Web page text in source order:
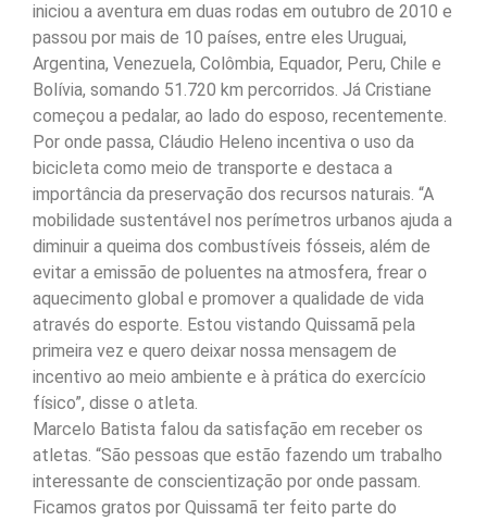
iniciou a aventura em duas rodas em outubro de 2010 e
passou por mais de 10 países, entre eles Uruguai,
Argentina, Venezuela, Colômbia, Equador, Peru, Chile e
Bolívia, somando 51.720 km percorridos. Já Cristiane
começou a pedalar, ao lado do esposo, recentemente.
Por onde passa, Cláudio Heleno incentiva o uso da
bicicleta como meio de transporte e destaca a
importância da preservação dos recursos naturais. “A
mobilidade sustentável nos perímetros urbanos ajuda a
diminuir a queima dos combustíveis fósseis, além de
evitar a emissão de poluentes na atmosfera, frear o
aquecimento global e promover a qualidade de vida
através do esporte. Estou vistando Quissamã pela
primeira vez e quero deixar nossa mensagem de
incentivo ao meio ambiente e à prática do exercício
físico”, disse o atleta.
Marcelo Batista falou da satisfação em receber os
atletas. “São pessoas que estão fazendo um trabalho
interessante de conscientização por onde passam.
Ficamos gratos por Quissamã ter feito parte do